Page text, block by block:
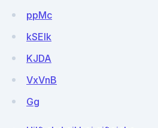
ppMc
kSEIk
KJDA
VxVnB
Gg